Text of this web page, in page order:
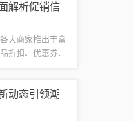
，帮助购房者
解析促销信
大商家推出丰富
折扣、优惠券、
物节如期而...
动态引领潮